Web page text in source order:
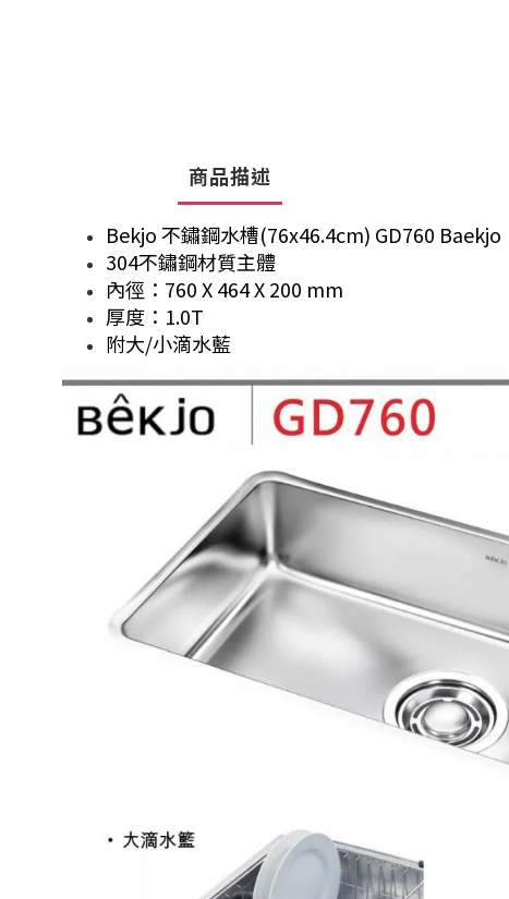
商品描述
Bekjo 不鏽鋼水槽(76x46.4cm) GD760 Baekjo
304不鏽鋼材質主體
內徑：760 X 464 X 200 mm
厚度：1.0T
附大/小滴水藍